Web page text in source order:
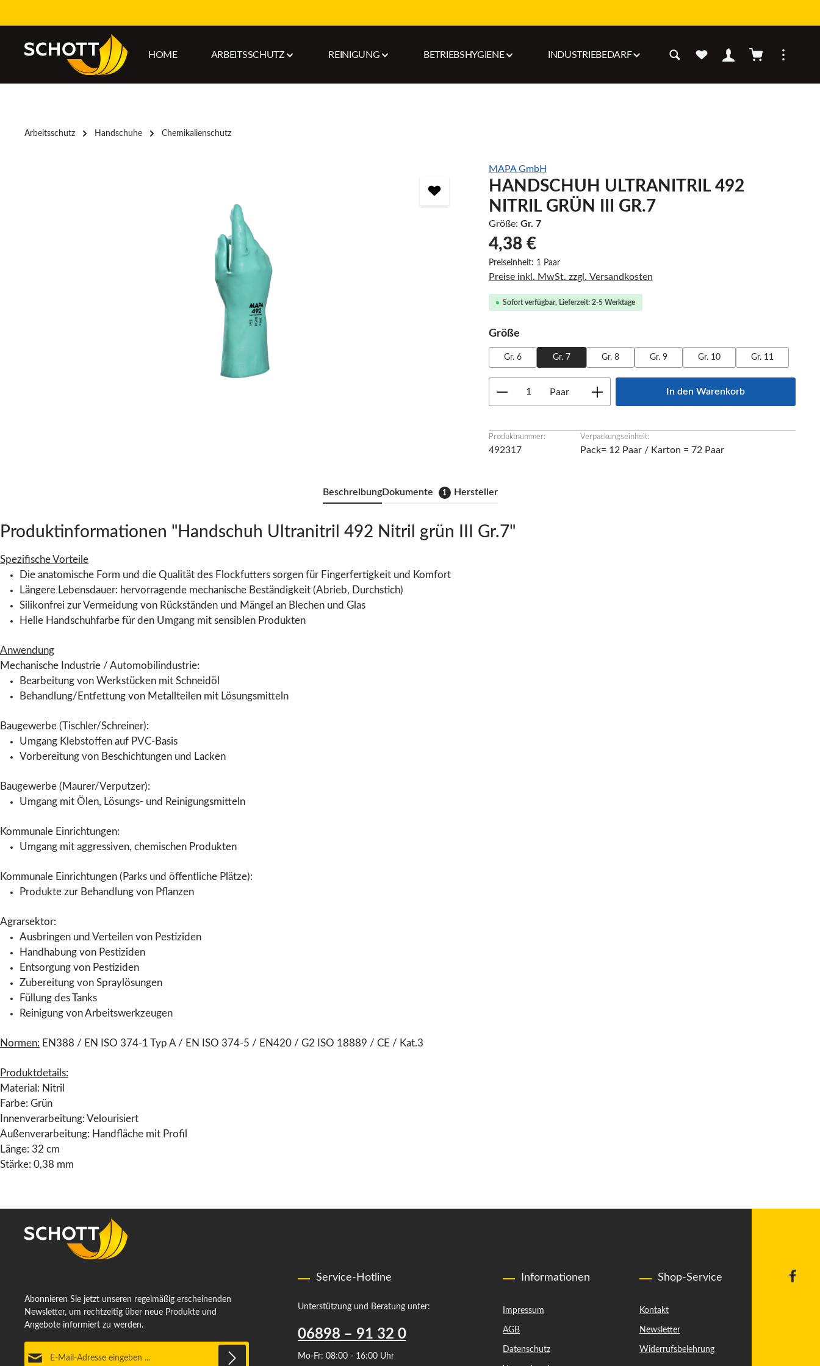
HOME ARBEITSSCHUTZ REINIGUNG BETRIEBSHYGIENE INDUSTRIEBEDARF
Warenkorb
Arbeitsschutz Handschuhe Chemikalienschutz
MAPA GmbH
HANDSCHUH ULTRANITRIL 492
NITRIL GRÜN III GR.7
Größe: Gr. 7
4,38 €
Preiseinheit: 1 Paar
Preise inkl. MwSt. zzgl. Versandkosten
Sofort verfügbar, Lieferzeit: 2-5 Werktage
Größeauswählen
Gr. 6 Gr. 7 Gr. 8 Gr. 9 Gr. 10 Gr. 11
Produkt Anzahl: Gib den gewünschten Wert ein
Paar In den Warenkorb
Produktnummer:
492317
Verpackungseinheit:
Pack= 12 Paar / Karton = 72 Paar
BeschreibungDokumente 1 Hersteller
Produktinformationen "Handschuh Ultranitril 492 Nitril grün III Gr.7"
Spezifische Vorteile
Die anatomische Form und die Qualität des Flockfutters sorgen für Fingerfertigkeit und Komfort
Längere Lebensdauer: hervorragende mechanische Beständigkeit (Abrieb, Durchstich)
Silikonfrei zur Vermeidung von Rückständen und Mängel an Blechen und Glas
Helle Handschuhfarbe für den Umgang mit sensiblen Produkten
Anwendung
Mechanische Industrie / Automobilindustrie:
Bearbeitung von Werkstücken mit Schneidöl
Behandlung/Entfettung von Metallteilen mit Lösungsmitteln
Baugewerbe (Tischler/Schreiner):
Umgang Klebstoffen auf PVC-Basis
Vorbereitung von Beschichtungen und Lacken
Baugewerbe (Maurer/Verputzer):
Umgang mit Ölen, Lösungs- und Reinigungsmitteln
Kommunale Einrichtungen:
Umgang mit aggressiven, chemischen Produkten
Kommunale Einrichtungen (Parks und öffentliche Plätze):
Produkte zur Behandlung von Pflanzen
Agrarsektor:
Ausbringen und Verteilen von Pestiziden
Handhabung von Pestiziden
Entsorgung von Pestiziden
Zubereitung von Spraylösungen
Füllung des Tanks
Reinigung von Arbeitswerkzeugen
Normen: EN388 / EN ISO 374-1 Typ A / EN ISO 374-5 / EN420 / G2 ISO 18889 / CE / Kat.3
Produktdetails:
Material: Nitril
Farbe: Grün
Innenverarbeitung: Velourisiert
Außenverarbeitung: Handfläche mit Profil
Länge: 32 cm
Stärke: 0,38 mm
Abonnieren Sie jetzt unseren regelmäßig erscheinenden
Newsletter, um rechtzeitig über neue Produkte und
Angebote informiert zu werden.
Service-Hotline
Unterstützung und Beratung unter:
06898 – 91 32 0
Mo-Fr: 08:00 - 16:00 Uhr
Informationen
Impressum
AGB
Datenschutz
Shop-Service
Kontakt
Newsletter
Widerrufsbelehrung